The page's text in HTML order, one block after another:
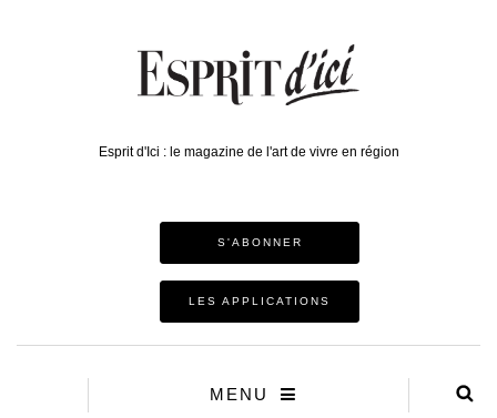
Esprit d'Ici : le magazine de l'art de vivre en région
S'ABONNER
LES APPLICATIONS
MENU